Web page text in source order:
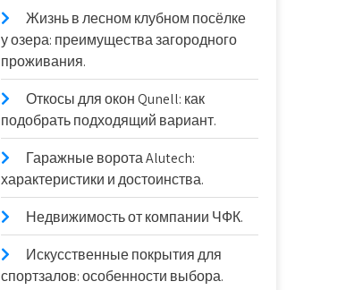
Жизнь в лесном клубном посёлке
у озера: преимущества загородного
проживания.
Откосы для окон Qunell: как
подобрать подходящий вариант.
Гаражные ворота Alutech:
характеристики и достоинства.
Недвижимость от компании ЧФК.
Искусственные покрытия для
спортзалов: особенности выбора.